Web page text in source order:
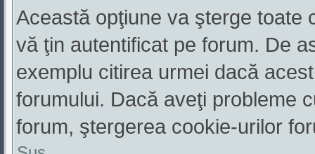
Această opţiune va şterge toate
vă ţin autentificat pe forum. De
exemplu citirea urmei dacă
forumului. Dacă aveţi probleme
forum, ştergerea cookie-urilor